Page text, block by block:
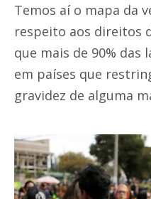
Temos aí o mapa da
respeito aos direitos
que mais de 90% das
em países que
gravidez de alguma